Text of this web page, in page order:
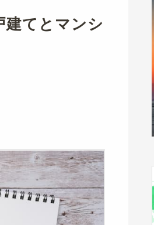
建てとマンシ